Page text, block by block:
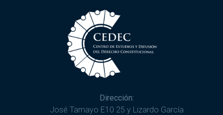
Dirección:
José Tamayo E10 25 y Lizardo García